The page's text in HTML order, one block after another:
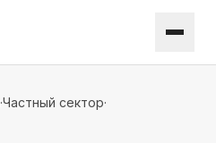
·Частный сектор·